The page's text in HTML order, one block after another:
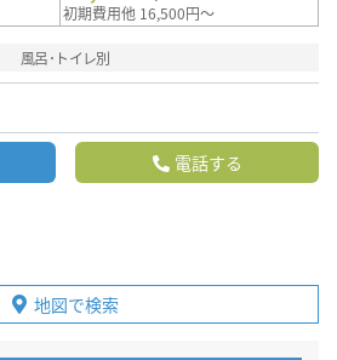
初期費用他 16,500円～
風呂･トイレ別
電話する
地図で検索